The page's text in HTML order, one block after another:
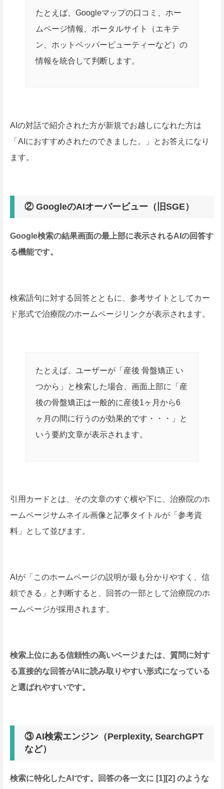
たとえば、Googleマップの口コミ、ホー
ムページ情報、ポータルサイト（エキテ
ン、ホットペッパービューティーなど）の
情報を統合して判断します。
AIの対話で紹介された方が新規でお越しになれた方は
「AIにおすすめされたのできました。」とお答えになり
ます。
② GoogleのAIオーバービュー（旧SGE）
Google検索の結果画面の最上部に表示されるAIの回答す
る機能です。
検索語句に対する回答とともに、参考サイトとしてカー
ド形式で治療院のホームページリンクが表示されます。
たとえば、ユーザーが「産後 骨盤矯正 い
つから」と検索した場合、画面上部に「産
後の骨盤矯正は一般的に産後1ヶ月から6
ヶ月の間に行うのが効果的です・・・」と
いう要約文章が表示されます。
引用カードとは、その文章のすぐ横や下に、治療院のホ
ームページサムネイル画像と記事タイトルが「参考資
料」として並びます。
AIが「このホームページの説明が最も分かりやすく、信
頼できる」と判断すると、回答の一部として治療院のホ
ームページが採用されます。
検索上位にある信頼性の高いページまたは、質問に対す
る直接的な回答がAIに読み取りやすい形式になっている
と選ばれやすいです。
③ AI検索エンジン（Perplexity, SearchGPT
など）
検索に特化したAIです。回答の各一文に [1][2] のような